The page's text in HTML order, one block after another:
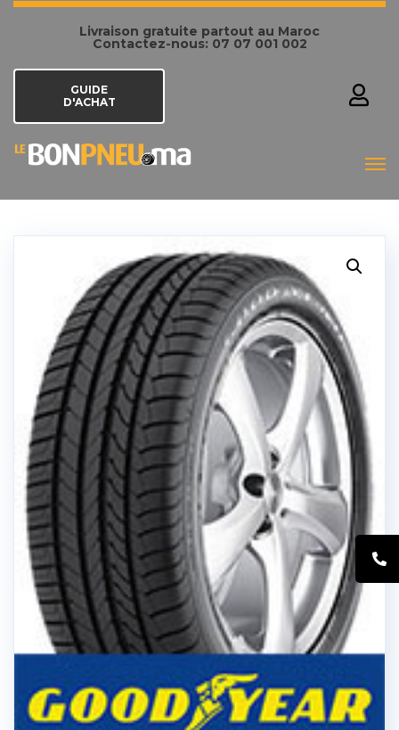
Livraison gratuite partout au Maroc
Contactez-nous: 07 07 001 002
GUIDE
D'ACHAT